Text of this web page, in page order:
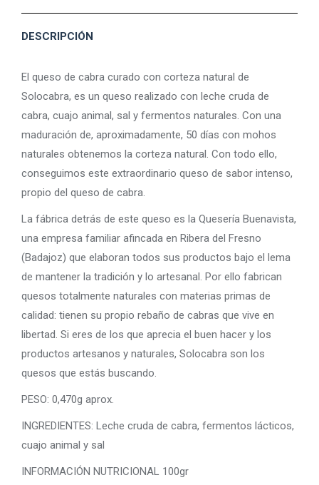
DESCRIPCIÓN
El queso de cabra curado con corteza natural de
Solocabra, es un queso realizado con leche cruda de
cabra, cuajo animal, sal y fermentos naturales. Con una
maduración de, aproximadamente, 50 días con mohos
naturales obtenemos la corteza natural. Con todo ello,
conseguimos este extraordinario queso de sabor intenso,
propio del queso de cabra.
La fábrica detrás de este queso es la Quesería Buenavista,
una empresa familiar afincada en Ribera del Fresno
(Badajoz) que elaboran todos sus productos bajo el lema
de mantener la tradición y lo artesanal. Por ello fabrican
quesos totalmente naturales con materias primas de
calidad: tienen su propio rebaño de cabras que vive en
libertad. Si eres de los que aprecia el buen hacer y los
productos artesanos y naturales, Solocabra son los
quesos que estás buscando.
PESO: 0,470g aprox.
INGREDIENTES: Leche cruda de cabra, fermentos lácticos,
cuajo animal y sal
INFORMACIÓN NUTRICIONAL 100gr